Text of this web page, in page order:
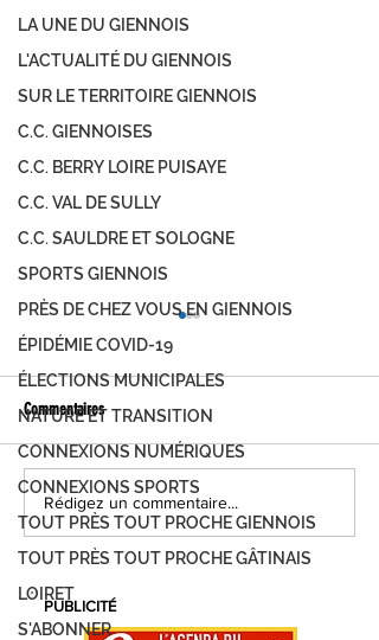
LA UNE DU GIENNOIS
L'ACTUALITÉ DU GIENNOIS
SUR LE TERRITOIRE GIENNOIS
C.C. GIENNOISES
C.C. BERRY LOIRE PUISAYE
C.C. VAL DE SULLY
C.C. SAULDRE ET SOLOGNE
SPORTS GIENNOIS
PRÈS DE CHEZ VOUS EN GIENNOIS
ÉPIDÉMIE COVID-19
ÉLECTIONS MUNICIPALES
NATURE ET TRANSITION
CONNEXIONS NUMÉRIQUES
CONNEXIONS SPORTS
TOUT PRÈS TOUT PROCHE GIENNOIS
TOUT PRÈS TOUT PROCHE GÂTINAIS
LOIRET
S'ABONNER
FOIRE DE MONTARGIS, C'EST PARTI !
DEMANDEZ LE PROGRAMME...
Commentaires
Rédigez un commentaire...
PUBLICITÉ